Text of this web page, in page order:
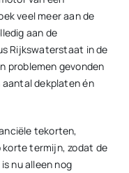
veel meer aan de
aan de
Rijkswaterstaat in de
problemen gevonden
dekplaten én
tekorten,
termijn, zodat de
nu alleen nog